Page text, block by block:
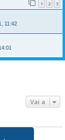
1 2 3
11:42
Vai a